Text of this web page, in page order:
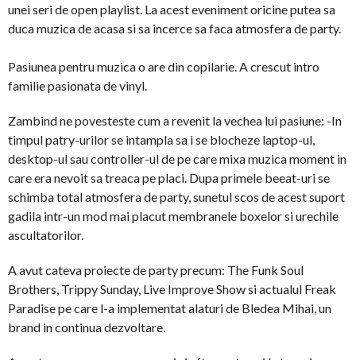
unei seri de open playlist. La acest eveniment oricine putea sa
duca muzica de acasa si sa incerce sa faca atmosfera de party.
Pasiunea pentru muzica o are din copilarie. A crescut intro
familie pasionata de vinyl.
Zambind ne povesteste cum a revenit la vechea lui pasiune: -In
timpul patry-urilor se intampla sa i se blocheze laptop-ul,
desktop-ul sau controller-ul de pe care mixa muzica moment in
care era nevoit sa treaca pe placi. Dupa primele beeat-uri se
schimba total atmosfera de party, sunetul scos de acest suport
gadila intr-un mod mai placut membranele boxelor si urechile
ascultatorilor.
A avut cateva proiecte de party precum: The Funk Soul
Brothers, Trippy Sunday, Live Improve Show si actualul Freak
Paradise pe care l-a implementat alaturi de Bledea Mihai, un
brand in continua dezvoltare.